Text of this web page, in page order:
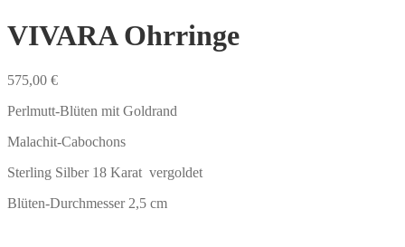
VIVARA Ohrringe
575,00 €
Perlmutt-Blüten mit Goldrand
Malachit-Cabochons
Sterling Silber 18 Karat vergoldet
Blüten-Durchmesser 2,5 cm